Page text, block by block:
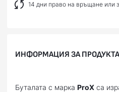
14 дни право на връщане или
ИНФОРМАЦИЯ ЗА ПРОДУКТА
Буталата с марка ProX са